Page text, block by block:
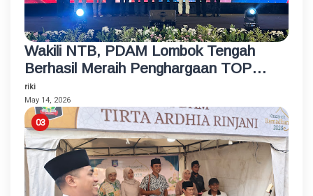
Wakili NTB, PDAM Lombok Tengah
Berhasil Meraih Penghargaan TOP
BUMD Bintang 4 Tahun 2026
riki
May 14, 2026